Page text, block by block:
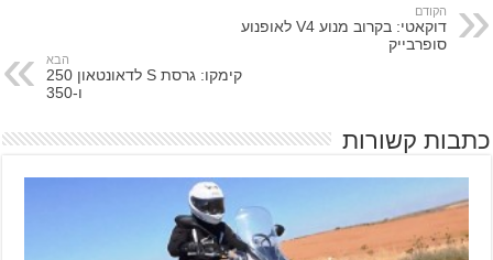
הקודם
דוקאטי: בקרוב מנוע V4 לאופנוע
סופרבייק
הבא
קימקו: גרסת S לדאונטאון 250
ו-350
כתבות קשורות